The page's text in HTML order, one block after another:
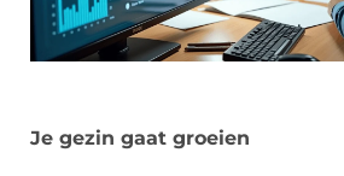
Je gezin gaat groeien